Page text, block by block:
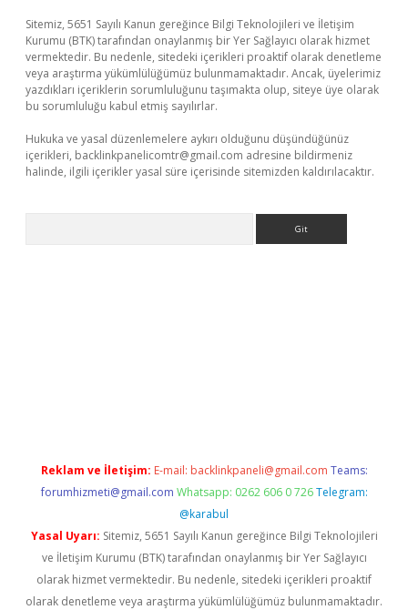
Sitemiz, 5651 Sayılı Kanun gereğince Bilgi Teknolojileri ve İletişim
Kurumu (BTK) tarafından onaylanmış bir Yer Sağlayıcı olarak hizmet
vermektedir. Bu nedenle, sitedeki içerikleri proaktif olarak denetleme
veya araştırma yükümlülüğümüz bulunmamaktadır. Ancak, üyelerimiz
yazdıkları içeriklerin sorumluluğunu taşımakta olup, siteye üye olarak
bu sorumluluğu kabul etmiş sayılırlar.
Hukuka ve yasal düzenlemelere aykırı olduğunu düşündüğünüz
içerikleri, backlinkpanelicomtr@gmail.com adresine bildirmeniz
halinde, ilgili içerikler yasal süre içerisinde sitemizden kaldırılacaktır.
Reklam ve İletişim: E-mail: backlinkpaneli@gmail.com Teams:
forumhizmeti@gmail.com Whatsapp: 0262 606 0 726 Telegram:
@karabul
Yasal Uyarı: Sitemiz, 5651 Sayılı Kanun gereğince Bilgi Teknolojileri
ve İletişim Kurumu (BTK) tarafından onaylanmış bir Yer Sağlayıcı
olarak hizmet vermektedir. Bu nedenle, sitedeki içerikleri proaktif
olarak denetleme veya araştırma yükümlülüğümüz bulunmamaktadır.